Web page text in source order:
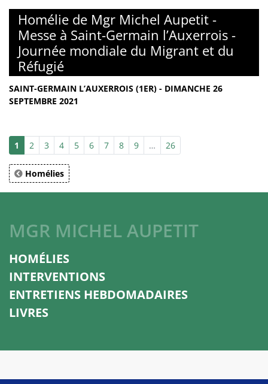
Homélie de Mgr Michel Aupetit -
Messe à Saint-Germain l’Auxerrois -
Journée mondiale du Migrant et du
Réfugié
SAINT-GERMAIN L’AUXERROIS (1ER) - DIMANCHE 26
SEPTEMBRE 2021
1 2 3 4 5 6 7 8 9 … 26
Homélies
MGR MICHEL AUPETIT
HOMÉLIES
INTERVENTIONS
ENTRETIENS HEBDOMADAIRES
LIVRES